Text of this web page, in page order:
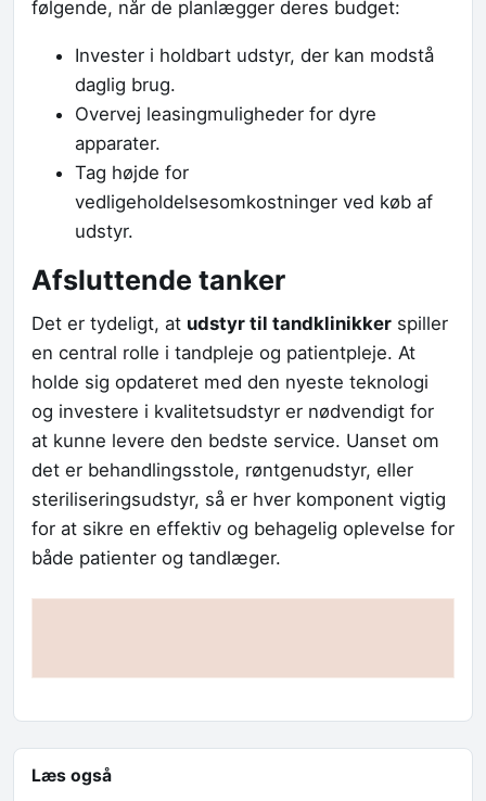
følgende, når de planlægger deres budget:
Invester i holdbart udstyr, der kan modstå
daglig brug.
Overvej leasingmuligheder for dyre
apparater.
Tag højde for
vedligeholdelsesomkostninger ved køb af
udstyr.
Afsluttende tanker
Det er tydeligt, at udstyr til tandklinikker spiller
en central rolle i tandpleje og patientpleje. At
holde sig opdateret med den nyeste teknologi
og investere i kvalitetsudstyr er nødvendigt for
at kunne levere den bedste service. Uanset om
det er behandlingsstole, røntgenudstyr, eller
steriliseringsudstyr, så er hver komponent vigtig
for at sikre en effektiv og behagelig oplevelse for
både patienter og tandlæger.
Læs også